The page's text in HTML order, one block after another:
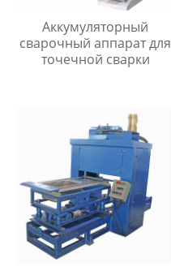
Аккумуляторный
сварочный аппарат для
точечной сварки